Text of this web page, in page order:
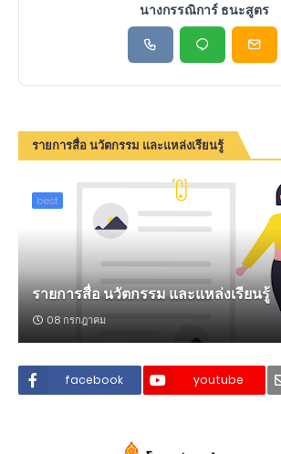
นางกรรณิการ์ ธนะสูตร
รายการสื่อ นวัตกรรม และแหล่งเรียนรู้
best
รายการสื่อ นวัตกรรม และแหล่งเรียนรู้
08 กรกฎาคม
facebook youtube